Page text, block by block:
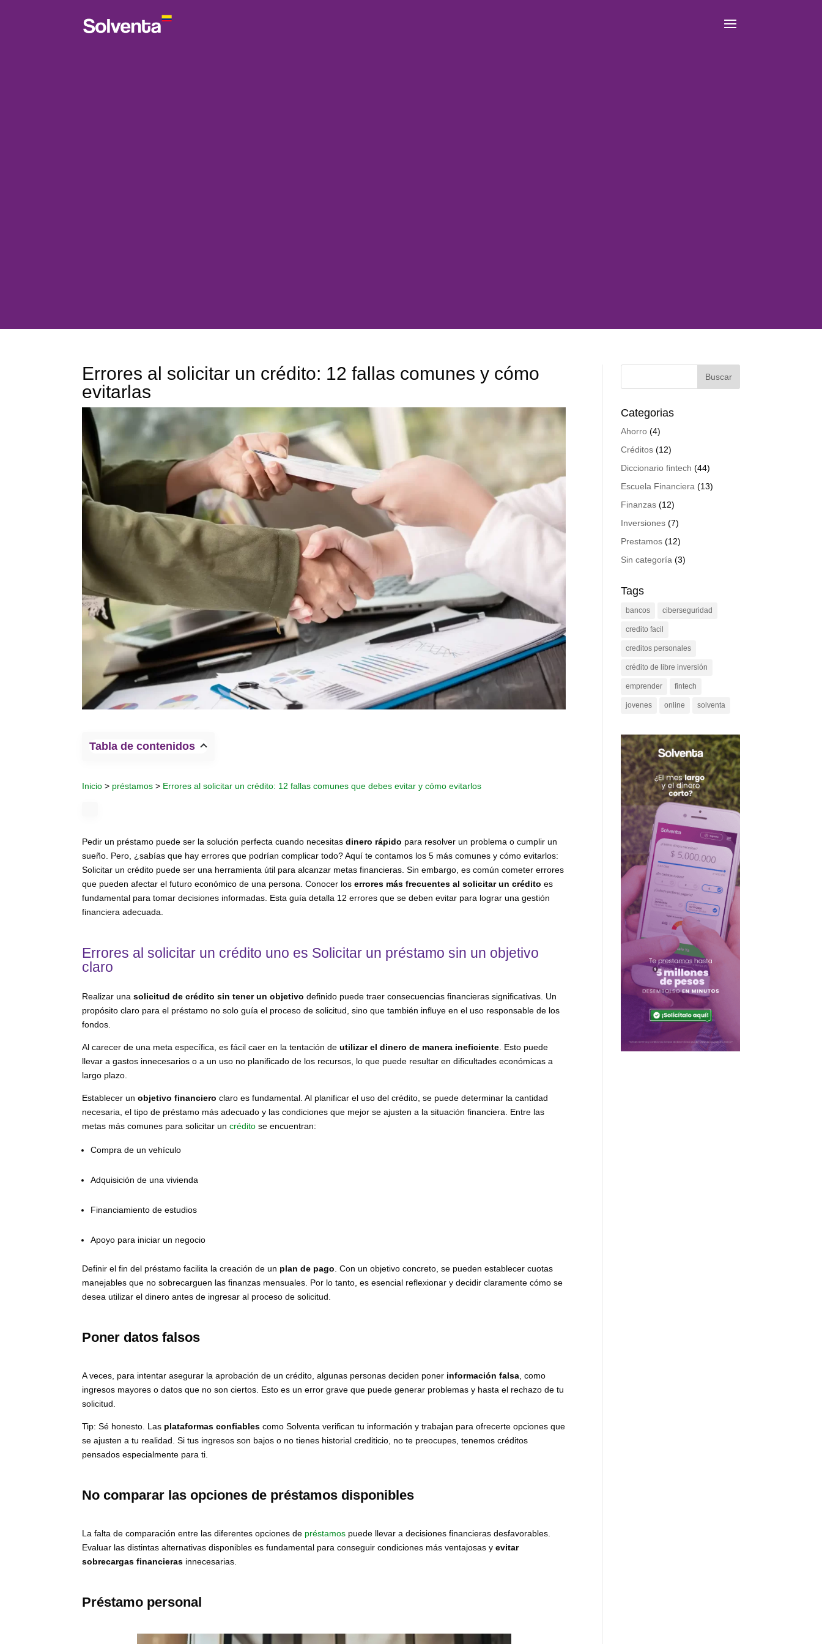
Errores al solicitar un crédito: 12 fallas comunes y cómo
evitarlas
Tabla de contenidos
Inicio > préstamos > Errores al solicitar un crédito: 12 fallas comunes que debes evitar y cómo evitarlos
Pedir un préstamo puede ser la solución perfecta cuando necesitasdinero rápido para resolver un problema o cumplir un
sueño. Pero, ¿sabías que hay errores que podrían complicar todo? Aquí te contamos los 5 más comunes y cómo evitarlos:
Solicitar un crédito puede ser una herramienta útil para alcanzar metas financieras. Sin embargo, es común cometer errores
que pueden afectar el futuro económico de una persona. Conocer loserrores más frecuentes al solicitar un crédito es
fundamental para tomar decisiones informadas. Esta guía detalla 12 errores que se deben evitar para lograr una gestión
financiera adecuada.
Errores al solicitar un crédito uno es Solicitar un préstamo sin un objetivo
claro
Realizar unasolicitud de crédito sin tener un objetivo definido puede traer consecuencias financieras significativas. Un
propósito claro para el préstamo no solo guía el proceso de solicitud, sino que también influye en el uso responsable de los
fondos.
Al carecer de una meta específica, es fácil caer en la tentación deutilizar el dinero de manera ineficiente . Esto puede
llevar a gastos innecesarios o a un uso no planificado de los recursos, lo que puede resultar en dificultades económicas a
largo plazo.
Establecer unobjetivo financiero claro es fundamental. Al planificar el uso del crédito, se puede determinar la cantidad
necesaria, el tipo de préstamo más adecuado y las condiciones que mejor se ajusten a la situación financiera. Entre las
metas más comunes para solicitar uncrédito se encuentran:
Compra de un vehículo
Adquisición de una vivienda
Financiamiento de estudios
Apoyo para iniciar un negocio
Definir el fin del préstamo facilita la creación de un plan de pago . Con un objetivo concreto, se pueden establecer cuotas
manejables que no sobrecarguen las finanzas mensuales. Por lo tanto, es esencial reflexionar y decidir claramente cómo se
desea utilizar el dinero antes de ingresar al proceso de solicitud.
Poner datos falsos
A veces, para intentar asegurar la aprobación de un crédito, algunas personas deciden poner información falsa , como
ingresos mayores o datos que no son ciertos. Esto es un error grave que puede generar problemas y hasta el rechazo de tu
solicitud.
Tip: Sé honesto. Las plataformas confiables como Solventa verifican tu información y trabajan para ofrecerte opciones que
se ajusten a tu realidad. Si tus ingresos son bajos o no tienes historial crediticio, no te preocupes, tenemos créditos
pensados especialmente para ti.
No comparar las opciones de préstamos disponibles
La falta de comparación entre las diferentes opciones de préstamos puede llevar a decisiones financieras desfavorables.
Evaluar las distintas alternativas disponibles es fundamental para conseguir condiciones más ventajosas yevitar
sobrecargas financieras innecesarias.
Préstamo personal
Categorias
Ahorro (4)
Créditos (12)
Diccionario fintech (44)
Escuela Financiera (13)
Finanzas (12)
Inversiones (7)
Prestamos (12)
Sin categoría (3)
Tags
bancos ciberseguridad
credito facil
creditos personales
crédito de libre inversión
emprender fintech
jovenes online solventa